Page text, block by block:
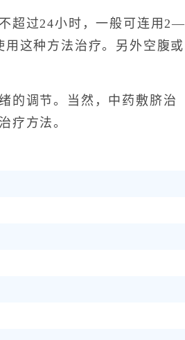
超过24小时，一般可连用2―
这种方法治疗。另外空腹或
调节。当然，中药敷脐治
疗方法。